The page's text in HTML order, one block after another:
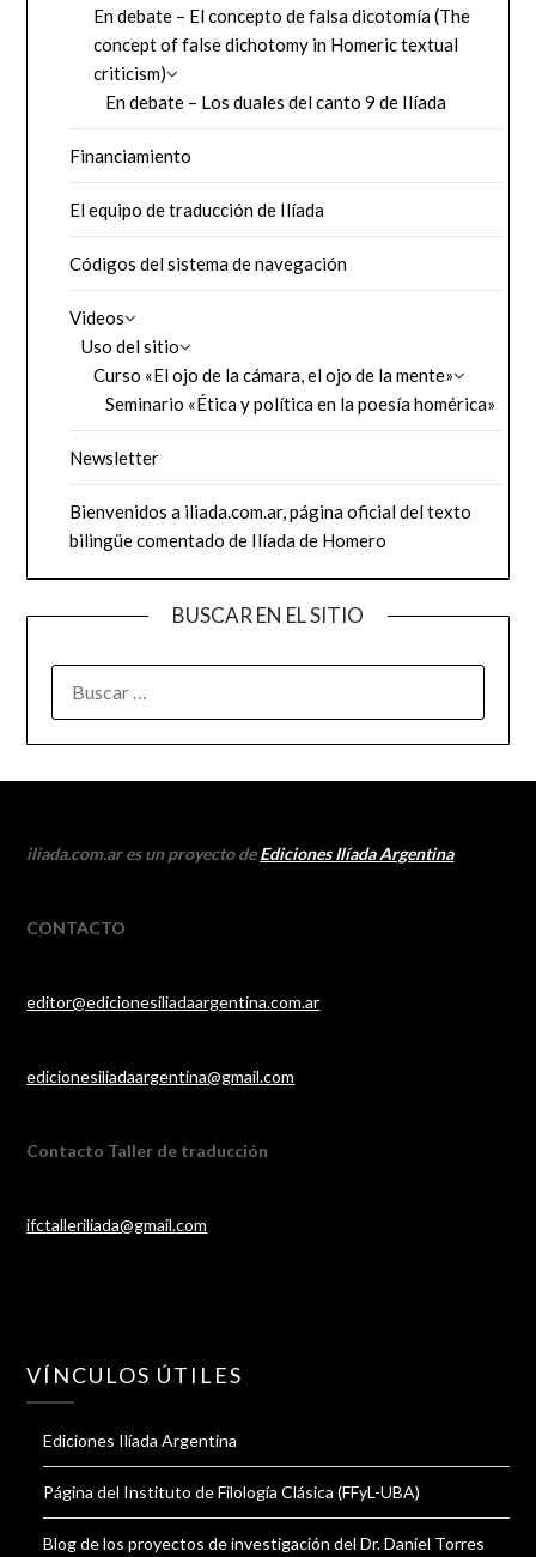
En debate – El concepto de falsa dicotomía (The
concept of false dichotomy in Homeric textual
criticism)
En debate – Los duales del canto 9 de Ilíada
Financiamiento
El equipo de traducción de Ilíada
Códigos del sistema de navegación
Videos
Uso del sitio
Curso «El ojo de la cámara, el ojo de la mente»
Seminario «Ética y política en la poesía homérica»
Newsletter
Bienvenidos a iliada.com.ar, página oficial del texto
bilingüe comentado de Ilíada de Homero
BUSCAR EN EL SITIO
iliada.com.ar es un proyecto deEdiciones Ilíada Argentina
CONTACTO
editor@edicionesiliadaargentina.com.ar
edicionesiliadaargentina@gmail.com
Contacto Taller de traducción
ifctalleriliada@gmail.com
VÍNCULOS ÚTILES
Ediciones Ilíada Argentina
Página del Instituto de Filología Clásica (FFyL-UBA)
Blog de los proyectos de investigación del Dr. Daniel Torres